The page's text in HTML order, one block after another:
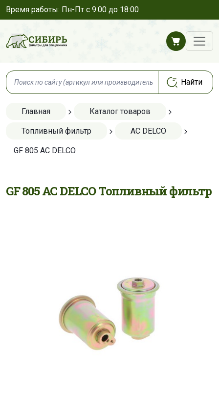
Время работы: Пн-Пт с 9:00 до 18:00
Главная Каталог товаров
Топливный фильтр AC DELCO
GF 805 AC DELCO
GF 805 AC DELCO Топливный фильтр